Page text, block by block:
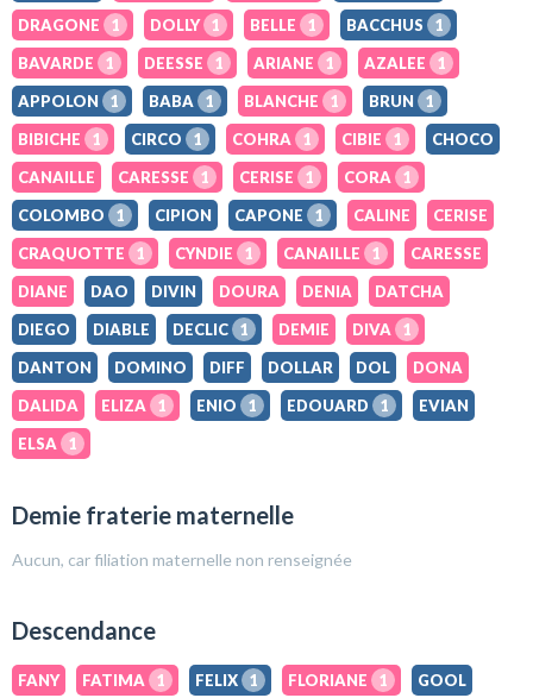
DRAGONE 1 DOLLY 1 BELLE 1 BACCHUS
1
BAVARDE
1 DEESSE 1 ARIANE 1 AZALEE
1
APPOLON
1 BABA 1 BLANCHE 1 BRUN
1
BIBICHE
1 CIRCO 1 COHRA 1 CIBIE 1
CHOCO
CANAILLE
CARESSE 1 CERISE 1 CORA
1
COLOMBO
1 CIPION CAPONE 1 CALINE
CERISE
CRAQUOTTE
1 CYNDIE 1 CANAILLE 1
CARESSE
DIANE
DAO DIVIN DOURA DENIA
DATCHA
DIEGO
DIABLE DECLIC 1 DEMIE DIVA
1
DANTON
DOMINO DIFF DOLLAR DOL
DONA
DALIDA
ELIZA 1 ENIO 1 EDOUARD 1
EVIAN
ELSA
1
Demie fraterie maternelle
Aucun, car filiation maternelle non renseignée
Descendance
FANY FATIMA 1 FELIX 1 FLORIANE 1
GOOL